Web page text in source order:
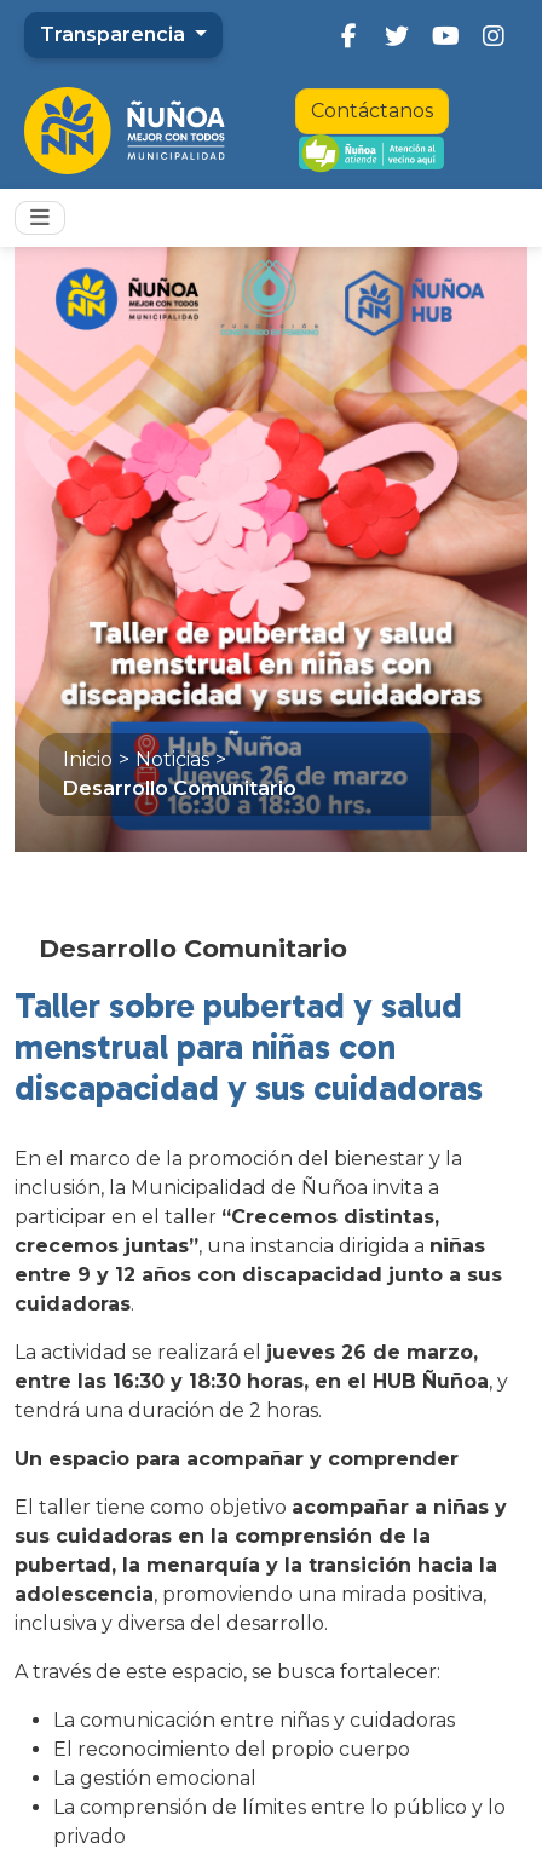
Transparencia
Contáctanos
Inicio > Noticias >
Desarrollo Comunitario
Desarrollo Comunitario
Taller sobre pubertad y salud
menstrual para niñas con
discapacidad y sus cuidadoras
En el marco de la promoción del bienestar y la
inclusión, la Municipalidad de Ñuñoa invita a
participar en el taller “Crecemos distintas,
crecemos juntas”, una instancia dirigida a niñas
entre 9 y 12 años con discapacidad junto a sus
cuidadoras.
La actividad se realizará el jueves 26 de marzo,
entre las 16:30 y 18:30 horas, en el HUB Ñuñoa, y
tendrá una duración de 2 horas.
Un espacio para acompañar y comprender
El taller tiene como objetivo acompañar a niñas y
sus cuidadoras en la comprensión de la
pubertad, la menarquía y la transición hacia la
adolescencia, promoviendo una mirada positiva,
inclusiva y diversa del desarrollo.
A través de este espacio, se busca fortalecer:
La comunicación entre niñas y cuidadoras
El reconocimiento del propio cuerpo
La gestión emocional
La comprensión de límites entre lo público y lo
privado